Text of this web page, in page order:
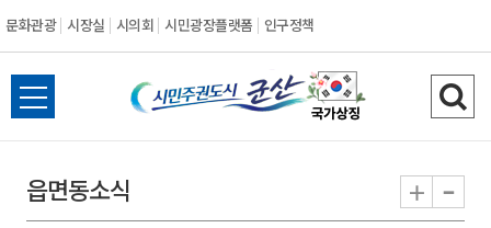
문화관광 시장실 시의회 시민광장플랫폼 인구정책
시
민
전
체
뉴
열
검
색
기
읍면동소식 + -